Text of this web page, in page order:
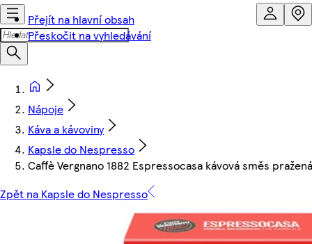
Přejít na hlavní obsah
Přeskočit na vyhledávání
Nápoje
Káva a kávoviny
Kapsle do Nespresso
Caffè Vergnano 1882 Espressocasa kávová směs
Zpět na Kapsle do Nespresso